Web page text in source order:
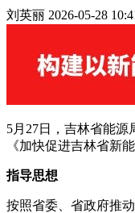
刘英丽 2026-05-28
5月27日，吉林省能
《加快促进吉林省新
指导思想
按照省委、省政府推